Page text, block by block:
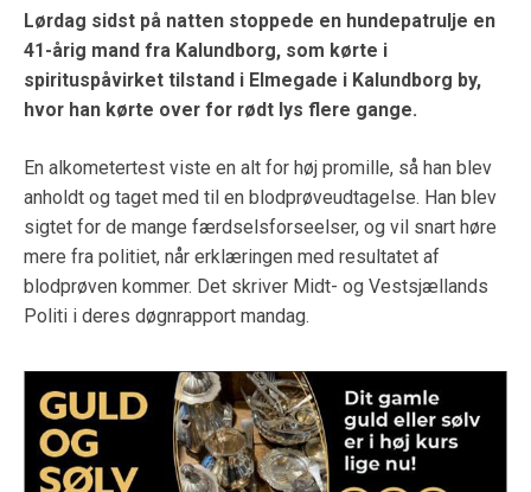
Lørdag sidst på natten stoppede en hundepatrulje en
41-årig mand fra Kalundborg, som kørte i
spirituspåvirket tilstand i Elmegade i Kalundborg by,
hvor han kørte over for rødt lys flere gange.
En alkometertest viste en alt for høj promille, så han blev
anholdt og taget med til en blodprøveudtagelse. Han blev
sigtet for de mange færdselsforseelser, og vil snart høre
mere fra politiet, når erklæringen med resultatet af
blodprøven kommer. Det skriver Midt- og Vestsjællands
Politi i deres døgnrapport mandag.